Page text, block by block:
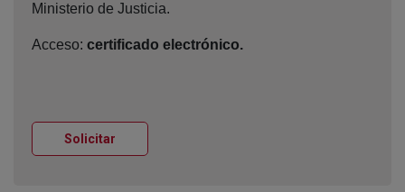
Ministerio de Justicia.
Acceso: certificado electrónico.
Solicitar